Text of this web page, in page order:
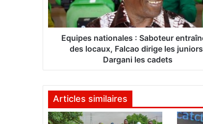
s
n
a
s
:
Equipes nationales : Saboteur
des locaux, Falcao dirige les
Dargani les cadets
Articles similaires